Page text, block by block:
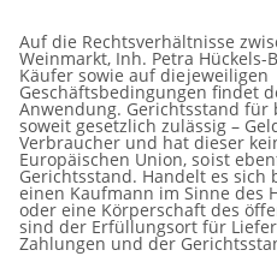
Auf die Rechtsverhältnisse
Weinmarkt, Inh. Petra Hückels-
Käufer sowie auf diejeweiligen
Geschäftsbedingungen findet
Anwendung. Gerichtsstand für
soweit gesetzlich zulässig –
Verbraucher und hat dieser
Europäischen Union, soist
Gerichtsstand. Handelt es sich
einen Kaufmann im Sinne des
oder eine Körperschaft des
sind der Erfüllungsort für
Zahlungen und der